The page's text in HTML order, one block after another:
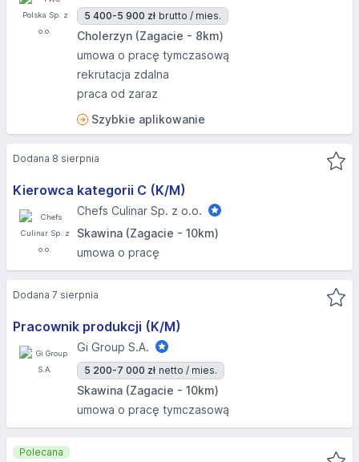
5 400-5 900 zł brutto / mies.
Cholerzyn (Zagacie - 8km)
umowa o pracę tymczasową
rekrutacja zdalna
praca od zaraz
Szybkie aplikowanie
Kierowca kategorii C (K/M)
Chefs Culinar Sp. z o.o.
Skawina (Zagacie - 10km)
umowa o pracę
Dodana 8 sierpnia
Pracownik produkcji (K/M)
Gi Group S.A.
5 200-7 000 zł netto / mies.
Skawina (Zagacie - 10km)
umowa o pracę tymczasową
Dodana 7 sierpnia
Polecana